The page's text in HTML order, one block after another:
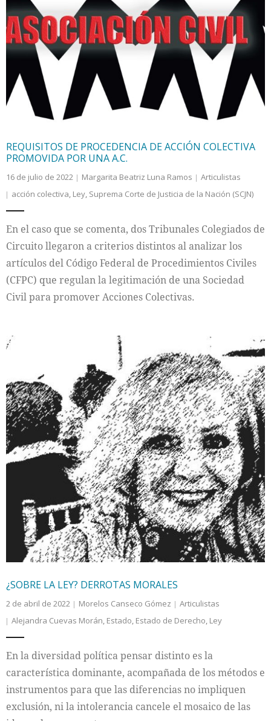
REQUISITOS DE PROCEDENCIA DE ACCIÓN COLECTIVA
PROMOVIDA POR UNA A.C.
16 de julio de 2022 Margarita Beatriz Luna Ramos
Articulistas
acción colectiva, Ley, Suprema Corte de Justicia de la Nación (SCJN)
En el caso que se comenta, dos Tribunales Colegiados de
Circuito llegaron a criterios distintos al analizar los
artículos del Código Federal de Procedimientos Civiles
(CFPC) que regulan la legitimación de una Sociedad
Civil para promover Acciones Colectivas.
¿SOBRE LA LEY? DERROTAS MORALES
2 de abril de 2022 Morelos Canseco Gómez
Articulistas
Alejandra Cuevas Morán, Estado, Estado de Derecho, Ley
En la diversidad política pensar distinto es la
característica dominante, acompañada de los métodos e
instrumentos para que las diferencias no impliquen
exclusión, ni la intolerancia cancele el mosaico de las